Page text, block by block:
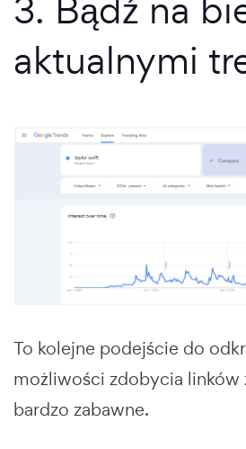
aktualnymi
To kolejne podejście do
możliwości zdobycia linków
bardzo zabawne.